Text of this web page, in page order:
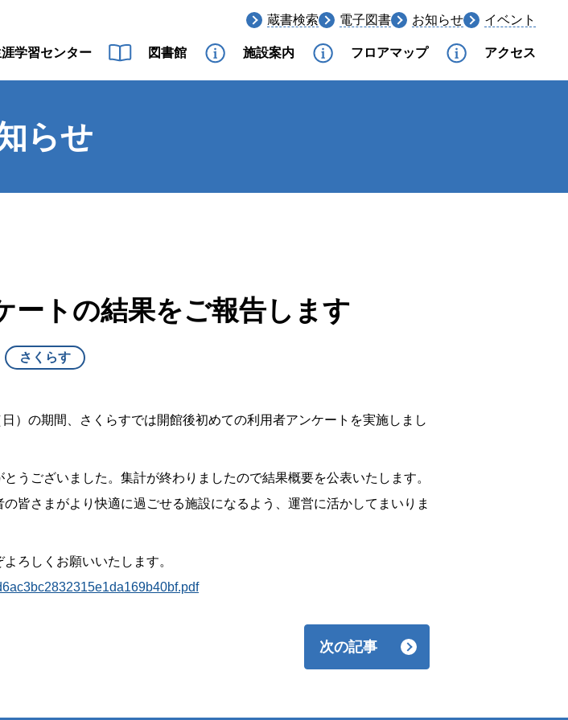
蔵書検索 電子図書 お知らせ イベント
学習センター 図書館 施設案内 フロアマップ アクセス
らせ
ートの結果をご報告します
さくらす
）の期間、さくらすでは開館後初めての利用者アンケートを実施しまし
うございました。集計が終わりましたので結果概要を公表いたします。
皆さまがより快適に過ごせる施設になるよう、運営に活かしてまいりま
ろしくお願いいたします。
次の記事